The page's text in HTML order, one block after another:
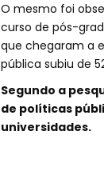
O mesmo foi
curso de pós-
que chegaram a
pública subiu de
Segundo a
de políticas
universidades.